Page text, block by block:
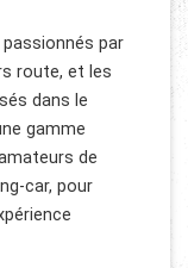
passionnés par
route, et les
dans le
gamme
de
car, pour